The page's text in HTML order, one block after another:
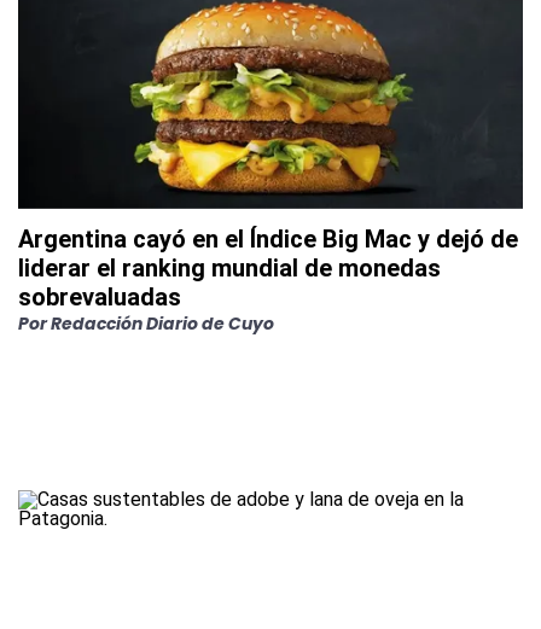
Argentina cayó en el Índice Big Mac y dejó de
liderar el ranking mundial de monedas
sobrevaluadas
PorRedacción Diario de Cuyo